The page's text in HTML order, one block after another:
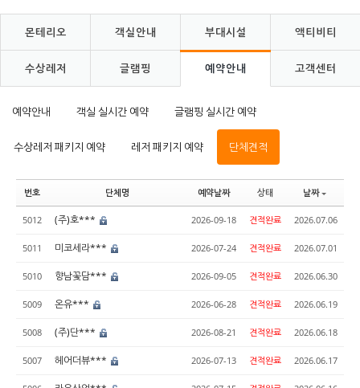
몬테리오 객실안내 부대시설 액티비티
수상레저 글램핑 예약안내 고객센터
예약안내 객실 실시간 예약 글램핑 실시간 예약
수상레저 패키지 예약 레저 패키지 예약 단체견적
번호 단체명 예약날짜 상태 날짜
5012 (주)호*** 2026-09-18 견적완료 2026.07.06
5011 미코세라*** 2026-07-24 견적완료 2026.07.01
5010 향남꽃담*** 2026-09-05 견적완료 2026.06.30
5009 온유*** 2026-06-28 견적완료 2026.06.19
5008 (주)단*** 2026-08-21 견적완료 2026.06.18
5007 헤어더뷰*** 2026-07-13 견적완료 2026.06.17